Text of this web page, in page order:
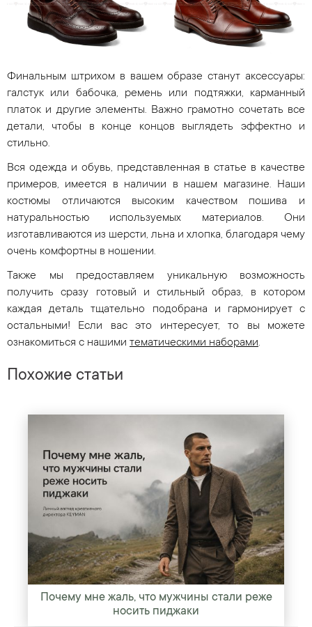
Финальным штрихом в вашем образе станут аксессуары:
галстук или бабочка, ремень или подтяжки, карманный
платок и другие элементы. Важно грамотно сочетать все
детали, чтобы в конце концов выглядеть эффектно и
стильно.
Вся одежда и обувь, представленная в статье в качестве
примеров, имеется в наличии в нашем магазине. Наши
костюмы отличаются высоким качеством пошива и
натуральностью используемых материалов. Они
изготавливаются из шерсти, льна и хлопка, благодаря чему
очень комфортны в ношении.
Также мы предоставляем уникальную возможность
получить сразу готовый и стильный образ, в котором
каждая деталь тщательно подобрана и гармонирует с
остальными! Если вас это интересует, то вы можете
ознакомиться с нашими тематическими наборами.
Похожие статьи
Почему мне жаль, что мужчины стали реже
носить пиджаки